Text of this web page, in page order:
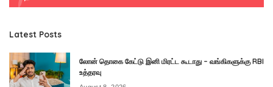
Latest Posts
லோன் தொகை கேட்டு இனி மிரட்ட கூடாது – வங்கிகளுக்கு RBI
உத்தரவு